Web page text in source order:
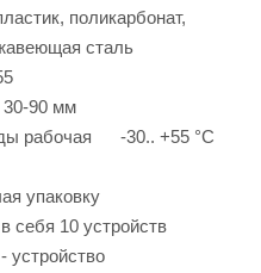
поликарбонат,
сталь
90 мм
рабочая -30.. +55 °C
упаковку
себя 10 устройств